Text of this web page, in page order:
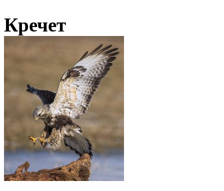
Кречет